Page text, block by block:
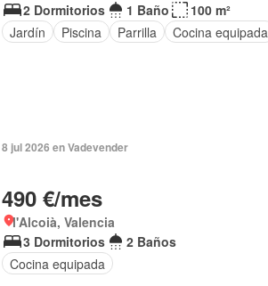
2 Dormitorios
1 Baño
100 m²
Jardín
Piscina Parrilla Cocina equipada
8 jul 2026 en Vadevender
490 €/mes
l'Alcoià, Valencia
3 Dormitorios
2 Baños
Cocina equipada